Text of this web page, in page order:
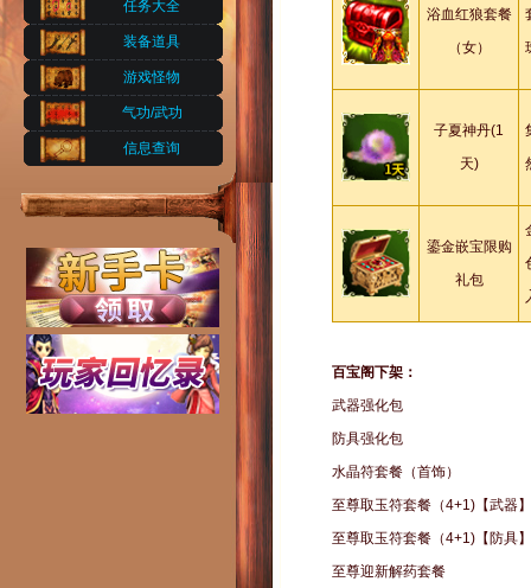
任务大全
装备道具
游戏怪物
气功/武功
信息查询
浴血红狼套餐
（女）
子夏神丹(1
天)
鎏金嵌宝限购
礼包
百宝阁下架：
武器强化包
防具强化包
水晶符套餐（首饰）
至尊取玉符套餐（4+1)【武器】
至尊取玉符套餐（4+1)【防具】
至尊迎新解药套餐